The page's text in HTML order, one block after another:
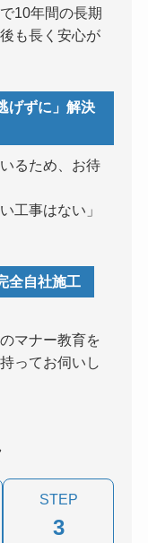
10年間の長期
も長く安心が
げずに」解決
るため、お待
工事はない」
全自社施工
マナー教育を
ってお伺いし
STEP
3